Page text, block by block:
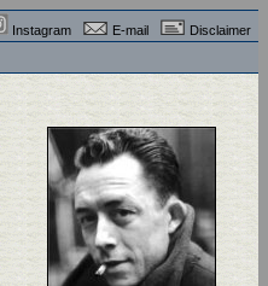
Instagram E-mail Disclaimer